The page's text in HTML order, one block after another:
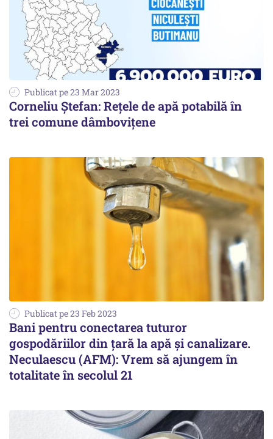
Publicat pe 23 Mar 2023
Corneliu Ștefan: Rețele de apă potabilă în
trei comune dâmbovițene
Publicat pe 23 Feb 2023
Bani pentru conectarea tuturor
gospodăriilor din țară la apă și canalizare.
Neculaescu (AFM): Vrem să ajungem în
totalitate în secolul 21